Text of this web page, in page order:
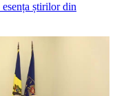
știrilor din